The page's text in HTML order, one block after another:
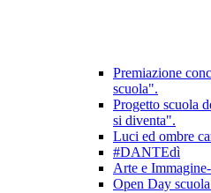
Premiazione
scuola".
Progetto scuola
si diventa".
Luci ed ombre
#DANTEdì
Arte e
Open Day